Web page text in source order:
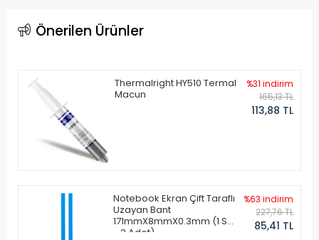
Önerilen Ürünler
Thermalright HY510 Termal
Macun
%31 indirim
165,13 TL
113,88 TL
Notebook Ekran Çift Taraflı
Uzayan Bant
171mmX8mmX0.3mm (1 Set
- 2 Adet)
%63 indirim
227,76 TL
85,41 TL